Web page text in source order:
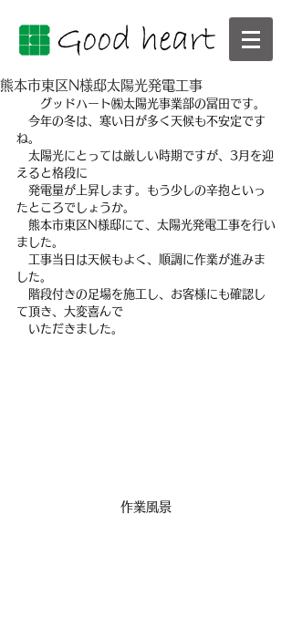
熊本市東区N様邸太陽光発電工事
グッドハート㈱太陽光事業部の冨田です。
今年の冬は、寒い日が多く天候も不安定です
ね。
太陽光にとっては厳しい時期ですが、3月を迎
えると格段に
発電量が上昇します。もう少しの辛抱といっ
たところでしょうか。
熊本市東区N様邸にて、太陽光発電工事を行い
ました。
工事当日は天候もよく、順調に作業が進みま
した。
階段付きの足場を施工し、お客様にも確認し
て頂き、大変喜んで
いただきました。
作業風景